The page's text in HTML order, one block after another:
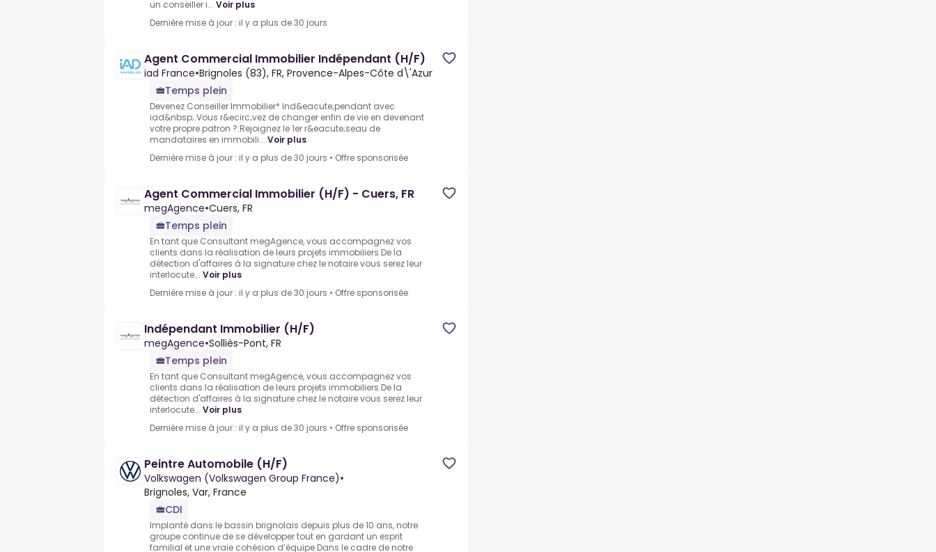
un conseiller i... Voir plus
Dernière mise à jour : il y a plus de 30 jours
Agent Commercial Immobilier Indépendant (H/F)
iad France•Brignoles (83), FR, Provence-Alpes-Côte d\'Azur
Temps plein
Devenez Conseiller Immobilier* Ind&eacute;pendant avec
iad&nbsp;.Vous r&ecirc;vez de changer enfin de vie en devenant
votre propre patron ?.Rejoignez le 1er r&eacute;seau de
mandataires en immobili... Voir plus
Dernière mise à jour : il y a plus de 30 jours • Offre sponsorisée
Agent Commercial Immobilier (H/F) - Cuers, FR
megAgence•Cuers, FR
Temps plein
En tant que Consultant megAgence, vous accompagnez vos
clients dans la réalisation de leurs projets immobiliers.De la
détection d'affaires à la signature chez le notaire vous serez leur
interlocute... Voir plus
Dernière mise à jour : il y a plus de 30 jours • Offre sponsorisée
Indépendant Immobilier (H/F)
megAgence•Solliès-Pont, FR
Temps plein
En tant que Consultant megAgence, vous accompagnez vos
clients dans la réalisation de leurs projets immobiliers.De la
détection d'affaires à la signature chez le notaire vous serez leur
interlocute... Voir plus
Dernière mise à jour : il y a plus de 30 jours • Offre sponsorisée
Peintre Automobile (H/F)
Volkswagen (Volkswagen Group France)•
Brignoles, Var, France
CDI
Implanté dans le bassin brignolais depuis plus de 10 ans, notre
groupe continue de se développer tout en gardant un esprit
familial et une vraie cohésion d’équipe.Dans le cadre de notre